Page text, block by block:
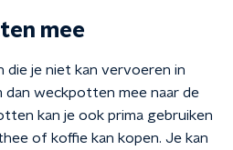
mee
je niet kan vervoeren in
dan weckpotten mee naar de
kan je ook prima gebruiken
of koffie kan kopen. Je kan